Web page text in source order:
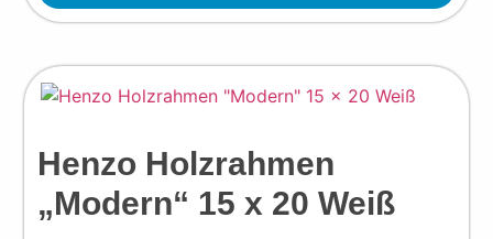
Henzo Holzrahmen
„Modern“ 15 x 20 Weiß